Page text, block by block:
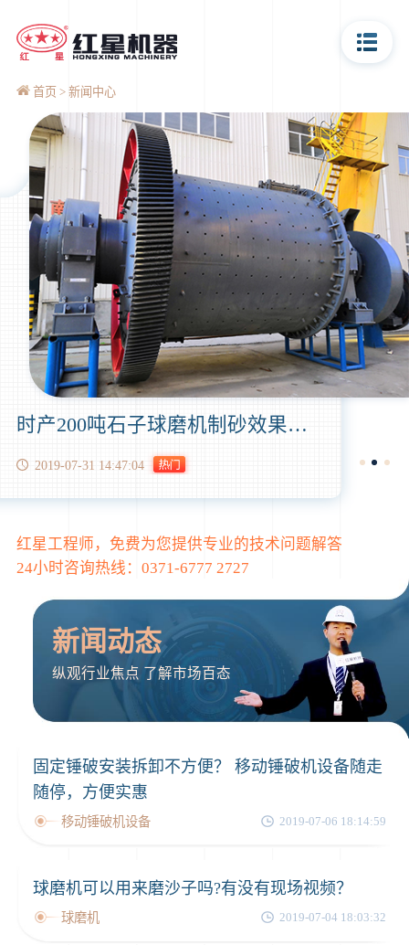
首页 新闻中心
时产200吨石子球磨机制砂效果怎么样?制砂成本高吗？
2019-07-31 14:47:04
红星工程师，免费为您提供专业的技术问题解答
24小时咨询热线： 0371-6777 2727
新闻动态
纵观行业焦点 了解市场百态
固定锤破安装拆卸不方便？ 移动锤破机设备随走
随停，方便实惠
移动锤破机设备 2019-07-06 18:14:59
球磨机可以用来磨沙子吗?有没有现场视频？
球磨机 2019-07-04 18:03:32